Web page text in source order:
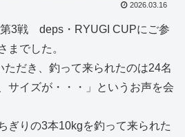
2026.03.16
3戦 deps・RYUGI CUPにご参
までした。
ただき、釣って来られたのは24名
サイズが・・・」というお声を会
ぎりの3本10kgを釣って来られた